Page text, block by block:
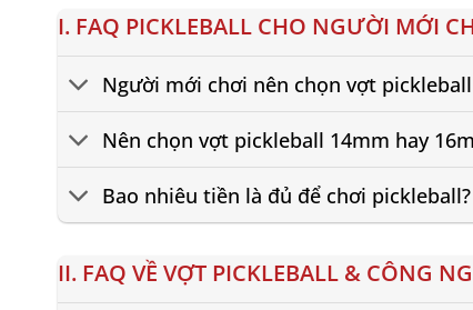
I. FAQ PICKLEBALL CHO NGƯỜI MỚI
Người mới chơi nên chọn vợt
Nên chọn vợt pickleball 14mm hay
Bao nhiêu tiền là đủ để chơi pickleball?
II. FAQ VỀ VỢT PICKLEBALL & CÔNG